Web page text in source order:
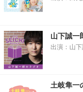
山下誠一
出演：山
土岐隼一